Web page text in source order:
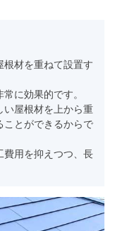
材を重ねて設置す
に効果的です。
い屋根材を上から重
ことができるからで
費用を抑えつつ、長